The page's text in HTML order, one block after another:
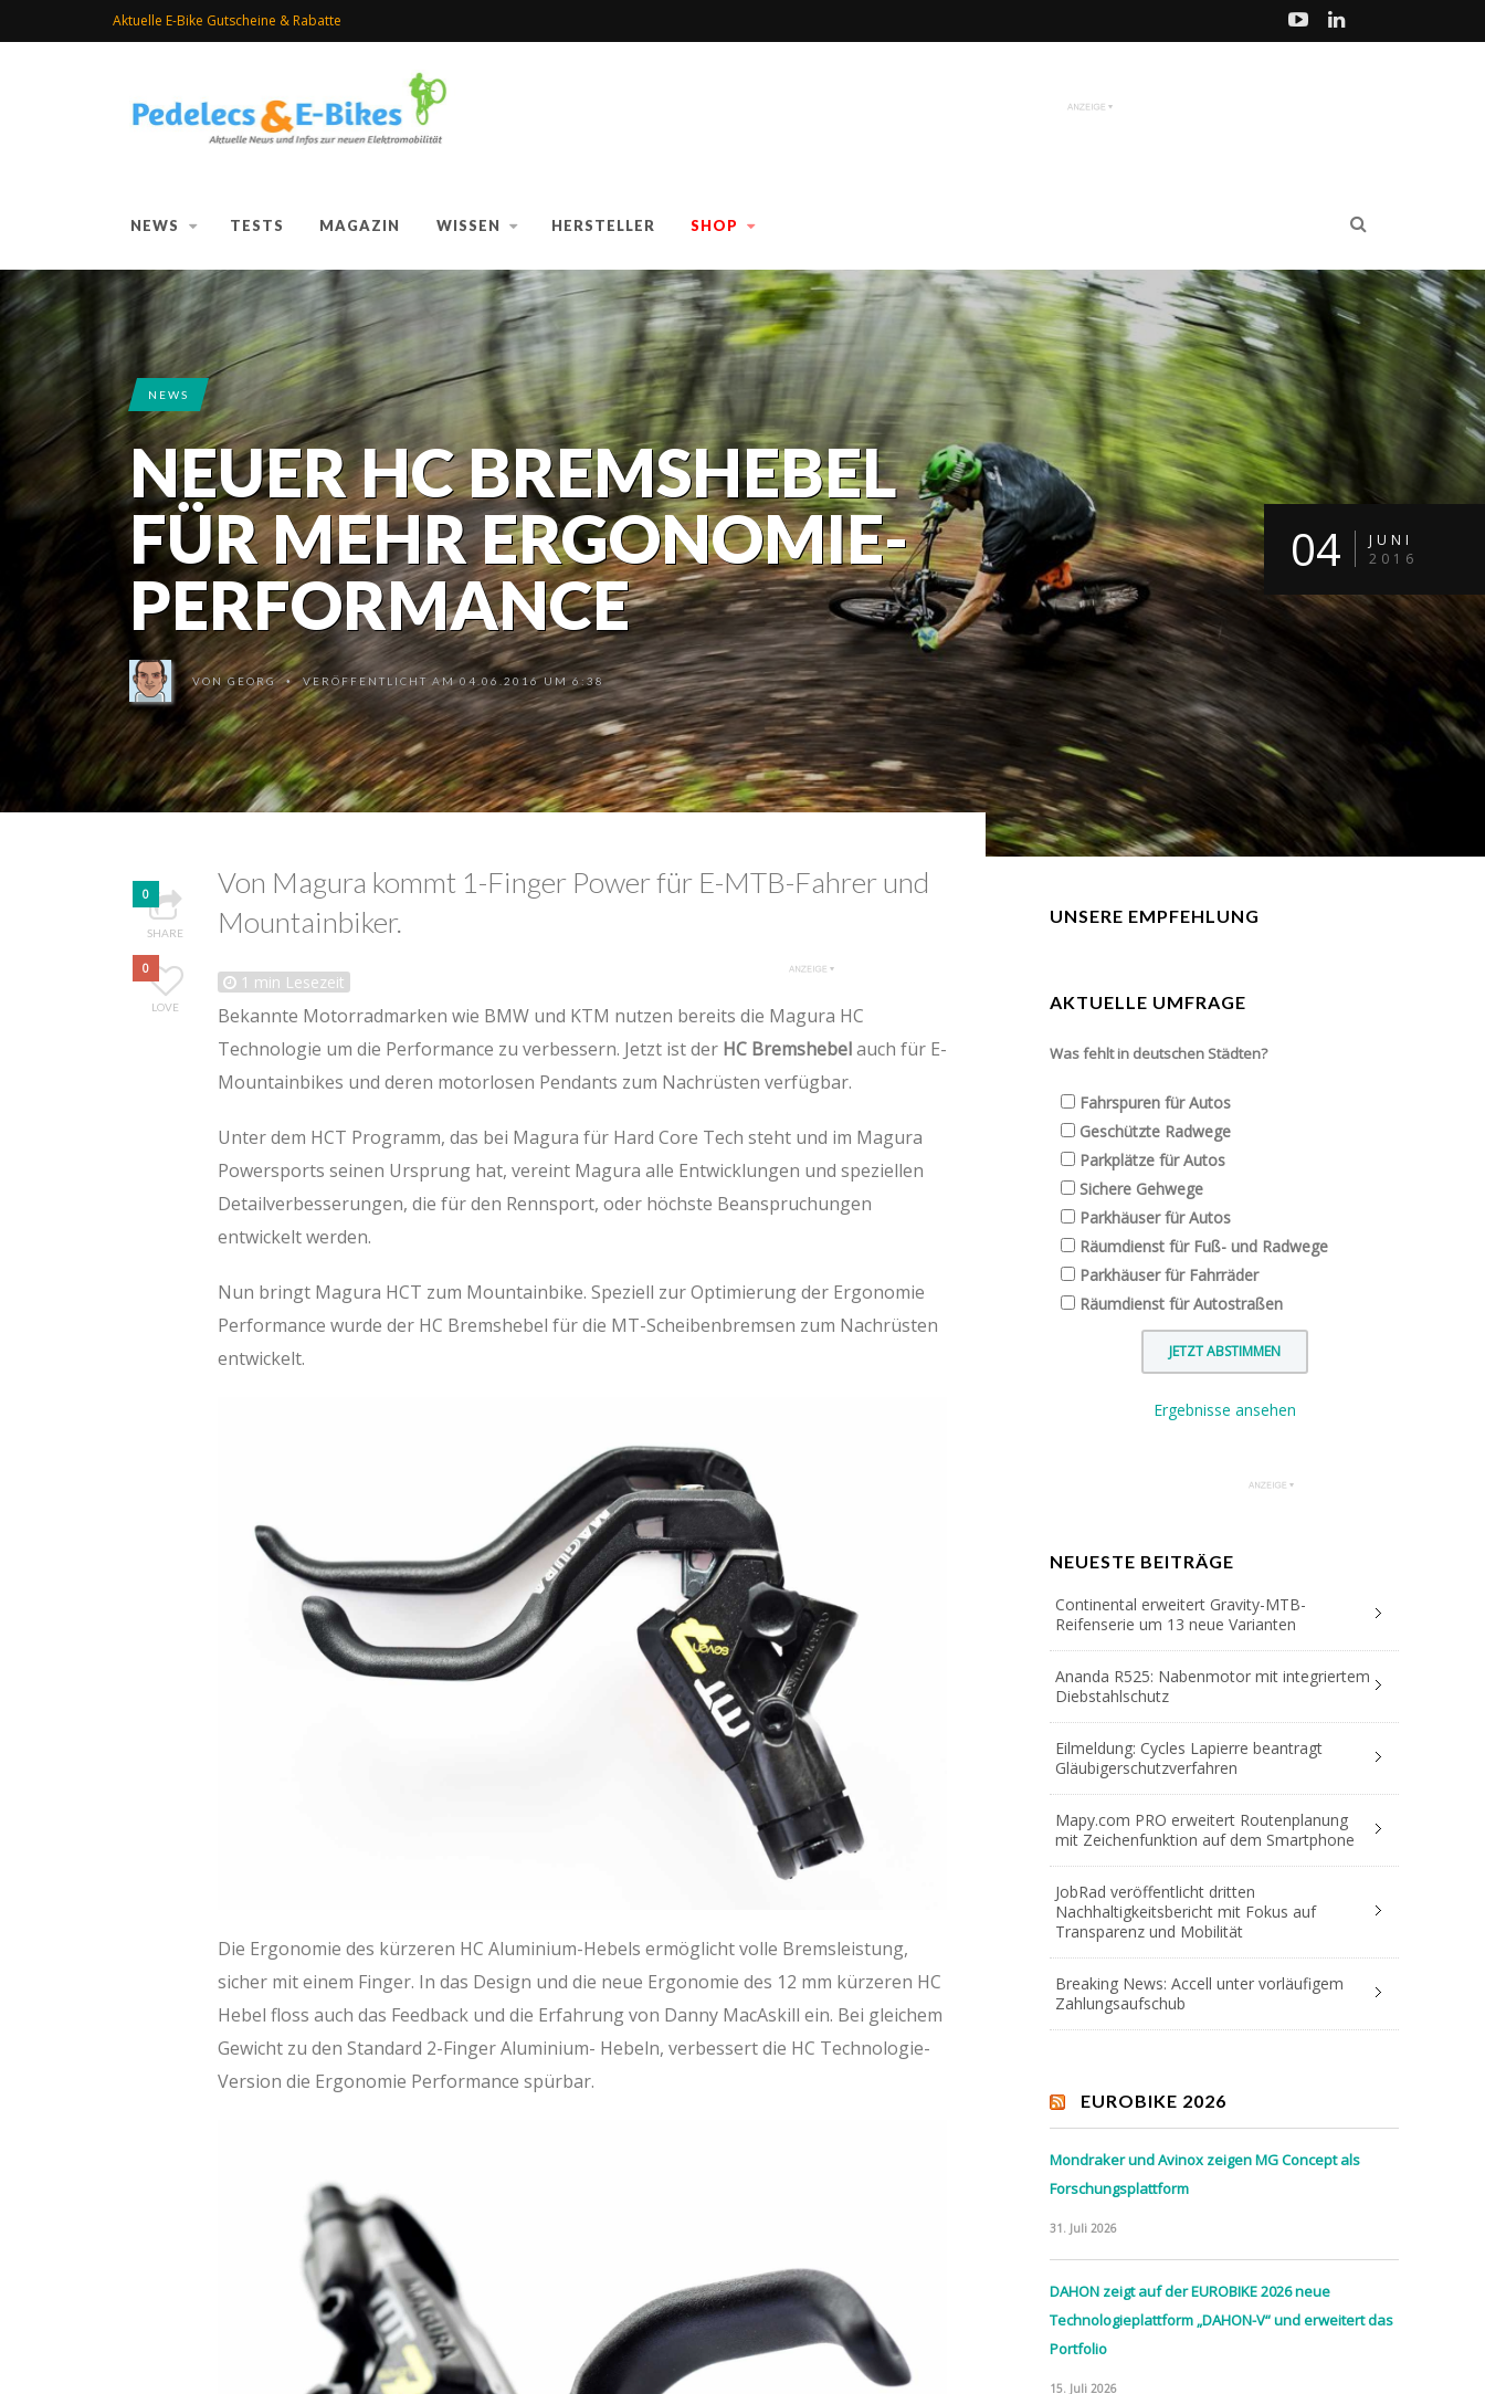
Aktuelle E-Bike Gutscheine & Rabatte
NEWS TESTS MAGAZIN WISSEN HERSTELLER SHOP
NEWS
NEUER HC BREMSHEBEL
FÜR MEHR ERGONOMIE-
PERFORMANCE
VONGEORG •VERÖFFENTLICHT AM 04.06.2016 UM 6:38
04
JUNI
2016
0
SHARE
0
LOVE
Von Magura kommt 1-Finger Power für E-MTB-Fahrer und
Mountainbiker.
1 min Lesezeit
Bekannte Motorradmarken wie BMW und KTM nutzen bereits die Magura HC
Technologie um die Performance zu verbessern. Jetzt ist der HC Bremshebelauch für E-
Mountainbikes und deren motorlosen Pendants zum Nachrüsten verfügbar.
Unter dem HCT Programm, das bei Magura für Hard Core Tech steht und im Magura
Powersports seinen Ursprung hat, vereint Magura alle Entwicklungen und speziellen
Detailverbesserungen, die für den Rennsport, oder höchste Beanspruchungen
entwickelt werden.
Nun bringt Magura HCT zum Mountainbike. Speziell zur Optimierung der Ergonomie
Performance wurde der HC Bremshebel für die MT-Scheibenbremsen zum Nachrüsten
entwickelt.
Die Ergonomie des kürzeren HC Aluminium-Hebels ermöglicht volle Bremsleistung,
sicher mit einem Finger. In das Design und die neue Ergonomie des 12 mm kürzeren HC
Hebel floss auch das Feedback und die Erfahrung von Danny MacAskill ein. Bei gleichem
Gewicht zu den Standard 2-Finger Aluminium- Hebeln, verbessert die HC Technologie-
Version die Ergonomie Performance spürbar.
UNSERE EMPFEHLUNG
AKTUELLE UMFRAGE
Was fehlt in deutschen Städten?
Fahrspuren für Autos
Geschützte Radwege
Parkplätze für Autos
Sichere Gehwege
Parkhäuser für Autos
Räumdienst für Fuß- und Radwege
Parkhäuser für Fahrräder
Räumdienst für Autostraßen
Ergebnisse ansehen
NEUESTE BEITRÄGE
Continental erweitert Gravity-MTB-
Reifenserie um 13 neue Varianten
Ananda R525: Nabenmotor mit integriertem
Diebstahlschutz
Eilmeldung: Cycles Lapierre beantragt
Gläubigerschutzverfahren
Mapy.com PRO erweitert Routenplanung
mit Zeichenfunktion auf dem Smartphone
JobRad veröffentlicht dritten
Nachhaltigkeitsbericht mit Fokus auf
Transparenz und Mobilität
Breaking News: Accell unter vorläufigem
Zahlungsaufschub
EUROBIKE 2026
Mondraker und Avinox zeigen MG Concept als
Forschungsplattform
31. Juli 2026
DAHON zeigt auf der EUROBIKE 2026 neue
Technologieplattform „DAHON-V“ und erweitert das
Portfolio
15. Juli 2026